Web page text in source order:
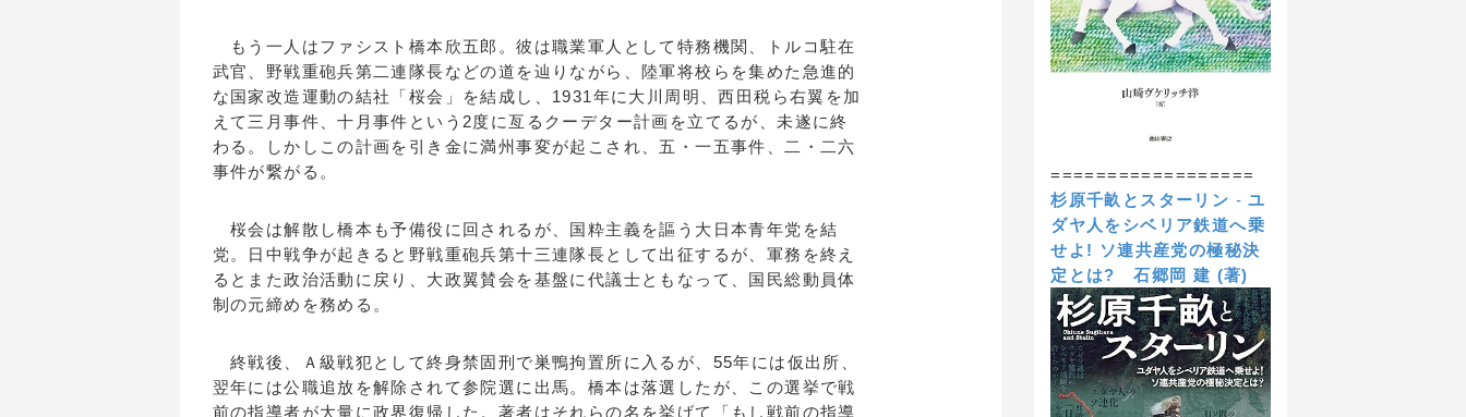
もう一人はファシスト橋本欣五郎。彼は職業軍人として特務機関、トルコ駐在
武官、野戦重砲兵第二連隊長などの道を辿りながら、陸軍将校らを集めた急進的
な国家改造運動の結社「桜会」を結成し、1931年に大川周明、西田税ら右翼を加
えて三月事件、十月事件という2度に亙るクーデター計画を立てるが、未遂に終
わる。しかしこの計画を引き金に満州事変が起こされ、五・一五事件、二・二六
事件が繋がる。
桜会は解散し橋本も予備役に回されるが、国粋主義を謳う大日本青年党を結
党。日中戦争が起きると野戦重砲兵第十三連隊長として出征するが、軍務を終え
るとまた政治活動に戻り、大政翼賛会を基盤に代議士ともなって、国民総動員体
制の元締めを務める。
終戦後、Ａ級戦犯として終身禁固刑で巣鴨拘置所に入るが、55年には仮出所、
翌年には公職追放を解除されて参院選に出馬。橋本は落選したが、この選挙で戦
前の指導者が大量に政界復帰した。著者はそれらの名を挙げて「もし戦前の指導
==================
杉原千畝とスターリン -ユ
ダヤ人をシベリア鉄道へ乗
せよ! ソ連共産党の極秘決
定とは?
石郷岡 建 (著)